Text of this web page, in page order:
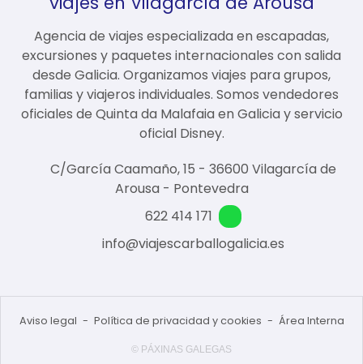
Agencia de viajes especializada en escapadas,
excursiones y paquetes internacionales con salida
desde Galicia. Organizamos viajes para grupos,
familias y viajeros individuales. Somos vendedores
oficiales de Quinta da Malafaia en Galicia y servicio
oficial Disney.
C/García Caamaño, 15 - 36600 Vilagarcía de
Arousa - Pontevedra
622 414 171
info@viajescarballogalicia.es
Aviso legal - Política de privacidad y cookies - Área Interna
© PÁXINAS GALEGAS